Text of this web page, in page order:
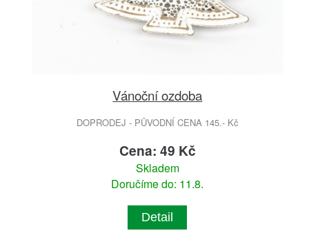
Vánoční ozdoba
DOPRODEJ - PŮVODNÍ CENA 145.- Kč
Cena: 49 Kč
Skladem
Doručíme do: 11.8.
Detail